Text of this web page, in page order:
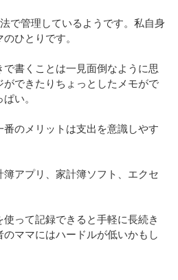
で管理しているようです。私自身
ひとりです。
書くことは一見面倒なように思
できたりちょっとしたメモがで
い。
のメリットは支出を意識しやす
アプリ、家計簿ソフト、エクセ
って記録できると手軽に長続き
ママにはハードルが低いかもし